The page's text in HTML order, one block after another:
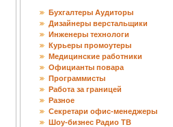
Бухгалтеры Аудиторы
Дизайнеры верстальщики
Инженеры технологи
Курьеры промоутеры
Медицинские работники
Официанты повара
Программисты
Работа за границей
Разное
Секретари офис-менеджеры
Шоу-бизнес Радио ТВ